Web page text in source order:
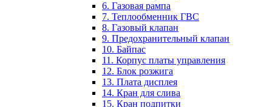
6. Газовая рампа
7. Теплообменник ГВС
8. Газовый клапан
9. Предохранительный клапан
10. Байпас
11. Корпус платы управления
12. Блок розжига
13. Плата дисплея
14. Кран для слива
15. Кран подпитки